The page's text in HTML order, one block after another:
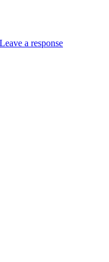
Leave a response